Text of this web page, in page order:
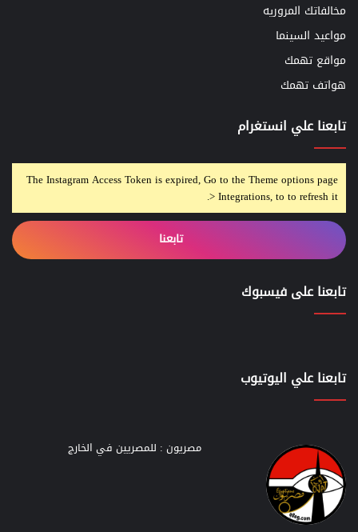
مخالفاتك المروريه
مواعيد السينما
مواقع تهمك
هواتف تهمك
تابعنا علي انستغرام
The Instagram Access Token is expired, Go to the Theme options page
> Integrations, to to refresh it.
تابعنا
تابعنا على فيسبوك
تابعنا علي اليوتيوب
مصريون : للمصريين في الخارج